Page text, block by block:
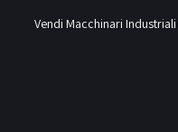
Vendi Macchinari Industriali